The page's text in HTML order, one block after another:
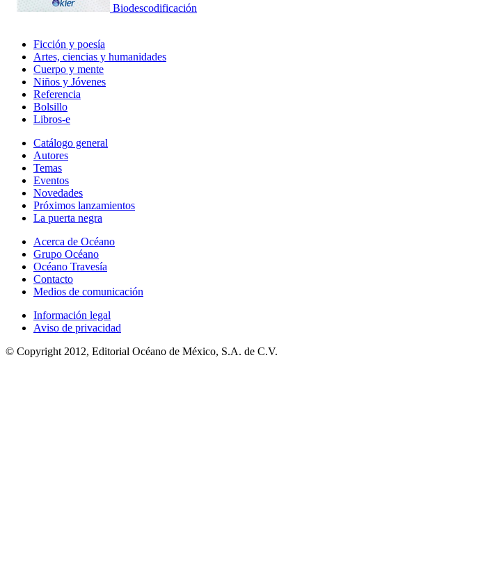
Biodescodificación
Ficción y poesía
Artes, ciencias y humanidades
Cuerpo y mente
Niños y Jóvenes
Referencia
Bolsillo
Libros-e
Catálogo general
Autores
Temas
Eventos
Novedades
Próximos lanzamientos
La puerta negra
Acerca de Océano
Grupo Océano
Océano Travesía
Contacto
Medios de comunicación
Información legal
Aviso de privacidad
© Copyright 2012, Editorial Océano de México, S.A. de C.V.